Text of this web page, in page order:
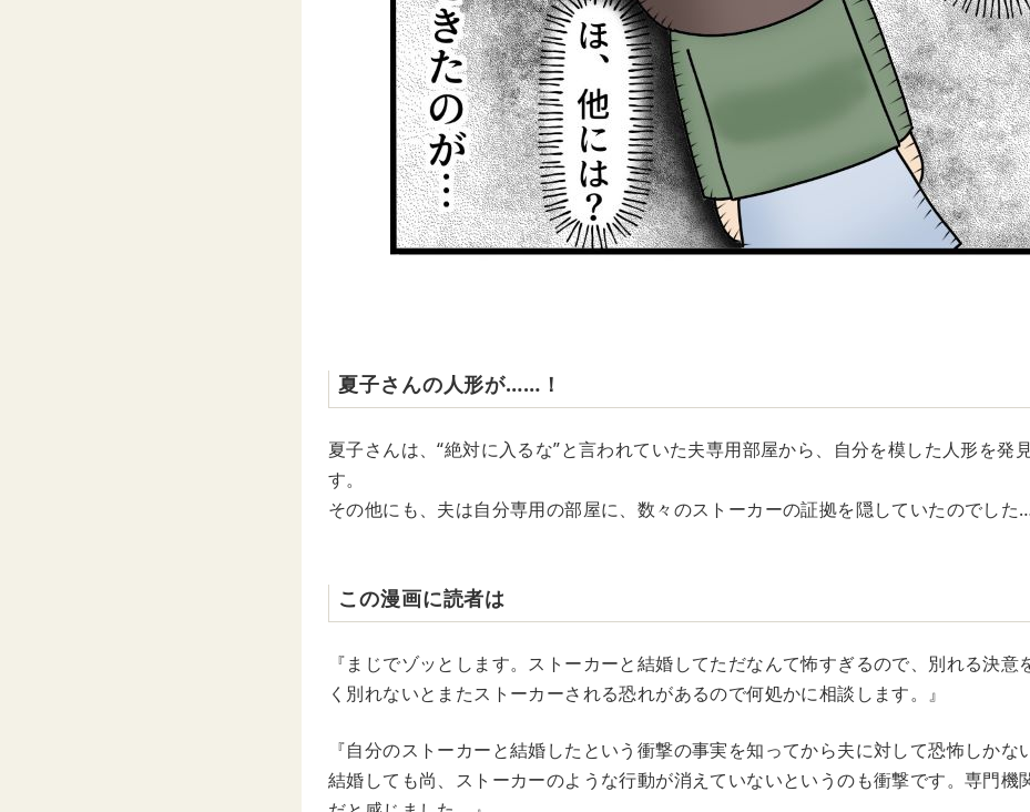
夏子さんの人形が……！
夏子さんは、“絶対に入るな”と言われていた夫専用部屋から、自分を模した人形を発
す。
その他にも、夫は自分専用の部屋に、数々のストーカーの証拠を隠していたのでした
この漫画に読者は
『まじでゾッとします。ストーカーと結婚してただなんて怖すぎるので、別れる決意
く別れないとまたストーカーされる恐れがあるので何処かに相談します。』
『自分のストーカーと結婚したという衝撃の事実を知ってから夫に対して恐怖しかな
結婚しても尚、ストーカーのような行動が消えていないというのも衝撃です。専門機